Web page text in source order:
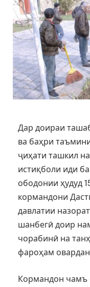
Дар доираи
ва баҳри
ҷиҳати ташкил
истиқболи иди
ободонии ҳудуд
кормандони
давлатии
шанбегӣ доир
чорабинӣ на
фароҳам
Кормандон чамъ